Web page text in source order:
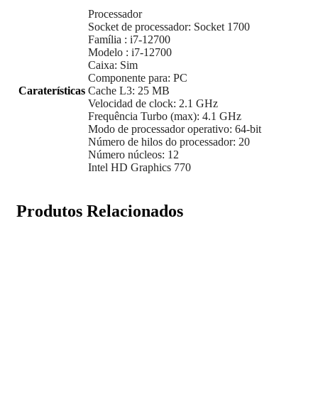
Caraterísticas
Processador
Socket de processador: Socket 1700
Família : i7-12700
Modelo : i7-12700
Caixa: Sim
Componente para: PC
Cache L3: 25 MB
Velocidad de clock: 2.1 GHz
Frequência Turbo (max): 4.1 GHz
Modo de processador operativo: 64-bit
Número de hilos do processador: 20
Número núcleos: 12
Intel HD Graphics 770
Produtos Relacionados